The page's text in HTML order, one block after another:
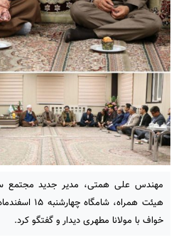
مهندس علی همتی، مدیر جدید مجتمع
خواف با مولانا مطهری دیدار و گفتگو کرد.